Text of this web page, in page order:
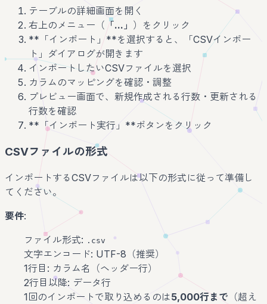
テーブルの詳細画面を開く
右上のメニュー（ 「...」 ）をクリック
**「インポート」**を選択すると、「CSVインポー
ト」ダイアログが開きます
インポートしたいCSVファイルを選択
カラムのマッピングを確認・調整
プレビュー画面で、新規作成される行数・更新される
行数を確認
**「インポート実行」**ボタンをクリック
CSVファイルの形式
インポートするCSVファイルは以下の形式に従って準備し
てください。
要件:
ファイル形式: .csv
文字エンコード: UTF-8（推奨）
1行目: カラム名（ヘッダー行）
2行目以降: データ行
1回のインポートで取り込めるのは5,000行まで （超え